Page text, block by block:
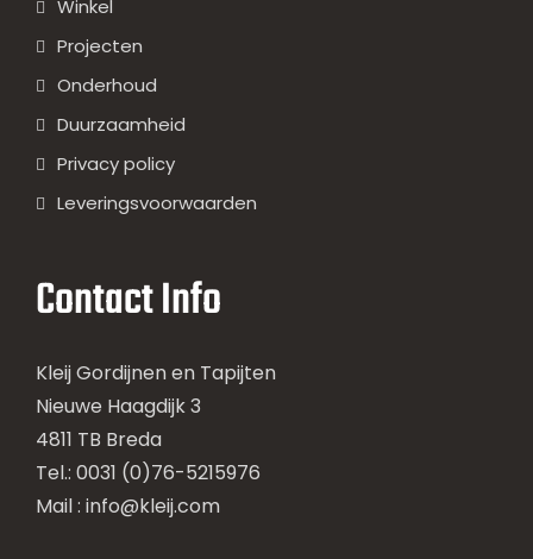
Winkel
Projecten
Onderhoud
Duurzaamheid
Privacy policy
Leveringsvoorwaarden
Contact Info
Kleij Gordijnen en Tapijten
Nieuwe Haagdijk 3
4811 TB Breda
Tel.: 0031 (0)76-5215976
Mail : info@kleij.com